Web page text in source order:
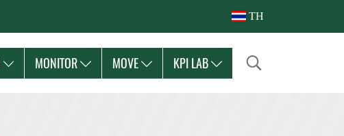
TH
MONITOR MOVE KPI LAB